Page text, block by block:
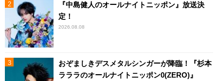
『中島健人のオールナイトニッポン』放送決
定！
2026.08.08
おぞましきデスメタルシンガーが降臨！『杉本
ラララのオールナイトニッポン0(ZERO)』